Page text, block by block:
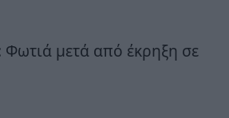
μετά από έκρηξη σε